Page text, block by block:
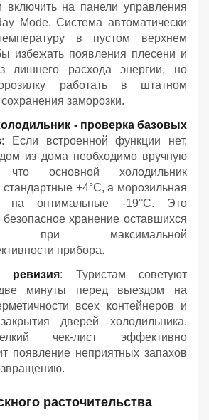
включить на панели управления
Mode. Система автоматически
в пустом верхнем
избежать появления плесени и
лишнего расхода энергии, но
работать в штатном
заморозки.
- проверка базовых
: Если встроенной функции нет,
из дома необходимо вручную
что основной холодильник
стандартные +4°C, а морозильная
оптимальные -19°C. Это
безопасное хранение оставшихся
при максимальной
прибора.
ревизия: Туристам советуют
две минуты перед выездом на
всех контейнеров и
дверей холодильника.
чек-лист эффективно
появление неприятных запахов
расточительства